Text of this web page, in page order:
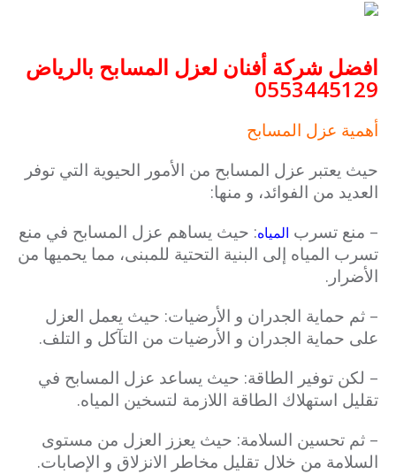
افضل شركة أفنان لعزل المسابح بالرياض
0553445129
أهمية عزل المسابح
حيث يعتبر عزل المسابح من الأمور الحيوية التي توفر
العديد من الفوائد، و منها:
– منع تسرب المياه: حيث يساهم عزل المسابح في منع
تسرب المياه إلى البنية التحتية للمبنى، مما يحميها من
الأضرار.
– ثم حماية الجدران و الأرضيات: حيث يعمل العزل
على حماية الجدران و الأرضيات من التآكل و التلف.
– لكن توفير الطاقة: حيث يساعد عزل المسابح في
تقليل استهلاك الطاقة اللازمة لتسخين المياه.
– ثم تحسين السلامة: حيث يعزز العزل من مستوى
السلامة من خلال تقليل مخاطر الانزلاق و الإصابات.